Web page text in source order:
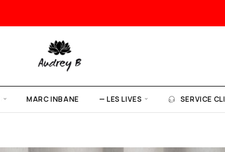
MARC INBANE — LES LIVES SERVICE